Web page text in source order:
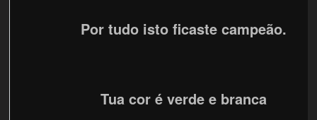
Por tudo isto ficaste campeão.
Tua cor é verde e branca